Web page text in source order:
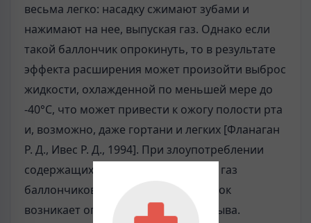
весьма легко: насадку сжимают зубами и
нажимают на нее, выпуская газ. Однако если
такой баллончик опрокинуть, то в результате
эффекта расширения может произойти выброс
жидкости, охлажденной по меньшей мере до
-40°С, что может привести к ожогу полости рта
и, возможно, даже гортани и легких [Фланаган
Р. Д., Ивес Р. Д., 1994]. При злоупотреблении
содержащих сжи­женный нефтяной газ
баллончиков для заправки зажигалок
возникает опас­ность пожара и взрыва.